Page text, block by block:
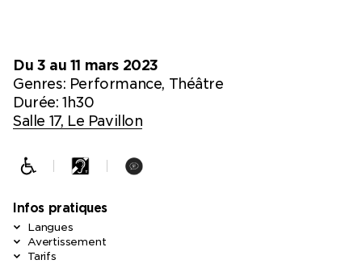
Du 3 au 11 mars 2023
Genres: Performance, Théâtre
Durée: 1h30
Salle 17, Le Pavillon
Infos pratiques
Langues
Avertissement
Tarifs